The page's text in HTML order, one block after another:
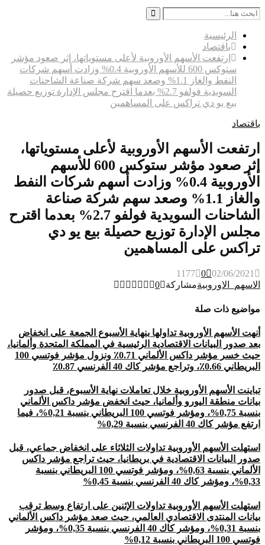
Search
for:
Search
الرئيسية
باقتصاد
ارتفعت الأسهم الأوروبية لأعلى مستوياتها، إثر صعود مؤشر
ستوكس 600 للأسهم الأوروبية 0.4% وزادت أسهم شركات
النفط والغاز 1.1% وصعد سهم شركة صناعة الشاحنات
السويدية فولفو 2.7% بعدما اقترح مجلس الإدارة توزيع حصيلة
بيع يو دي تراكس على المساهمين
باقتصاد
ارتفعت الأسهم الأوروبية لأعلى مستوياتها،
إثر صعود مؤشر ستوكس 600 للأسهم
الأوروبية 0.4% وزادت أسهم شركات النفط
والغاز 1.1% وصعد سهم شركة صناعة
الشاحنات السويدية فولفو 2.7% بعدما اقترح
مجلس الإدارة توزيع حصيلة بيع يو دي
تراكس على المساهمين
02/06/2021
0
1177
الاسهم_الاوروبيةمشاركة 0
مواضيع ذات صلة
أنهت الأسهم الأوروبية تداولها بنهاية الأسبوع الجمعة على انخفاض
بعد صدور البيانات الاقتصادية الرئيسية في المملكة المتحدة وألمانيا،
حيث خسر مؤشر داكس الألماني 0.71٪ ونزول مؤشر فوتسي 100
البريطاني 0.66٪، وتراجع مؤشر كاك 40 الفرنسي 0.87٪
تباينت الأسهم الأوروبية خلال تعاملات نهاية الأسبوع، قبل صدور
بيانات منطقة اليورو وألمانيا، حيث انخفض مؤشر داكس الألماني
بنسبة 0,75%، ومؤشر فوتسي 100 البريطاني بنسبة 0,21%، فيما
ارتفع مؤشر كاك 40 الفرنسي بنسبة 0,29%
استهلت الأسهم الأوروبية تداولات الثلاثاء على انخفاض جماعي، قبل
صدور البيانات الاقتصادية في بريطانيا، حيث تراجع مؤشر داكس
الألماني بنسبة 0,63%، ومؤشر فوتسي 100 البريطاني بنسبة
0,33%، ومؤشر كاك 40 الفرنسي بنسبة 0,45%
استهلت الأسهم الأوروبية تداولات الإثنين على ارتفاع وسط ترقب
بيانات المنتدى الاقتصادي العالمي، حيث صعد مؤشر داكس الألماني
بنسبة 0,31%، ومؤشر كاك 40 الفرنسي بنسبة 0,35%، ومؤشر
فوتسي 100 البريطاني بنسبة 0,12%